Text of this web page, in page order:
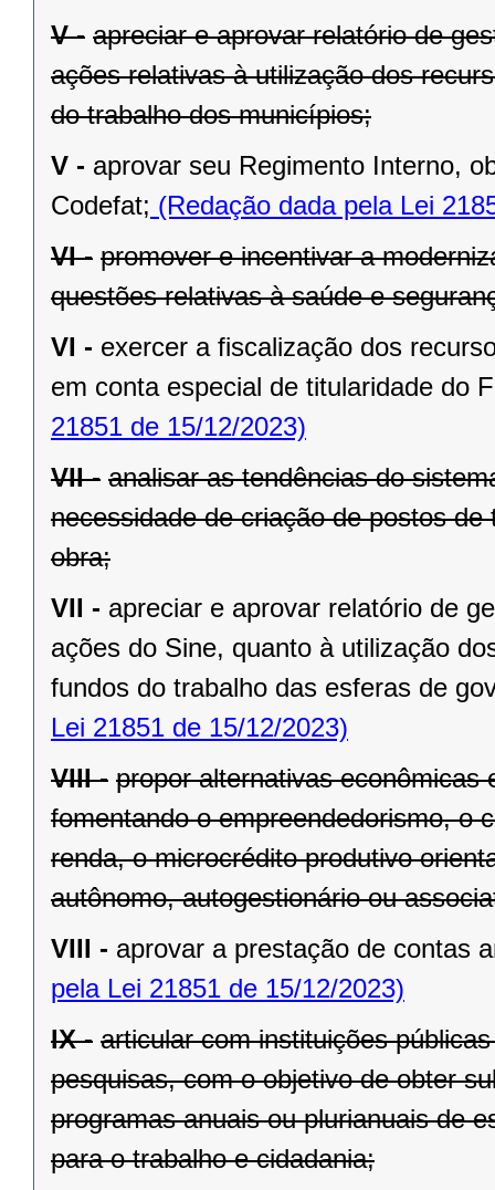
V - apreciar e aprovar relatório de
ações relativas à utilização dos
do trabalho dos municípios;
V - aprovar seu Regimento Interno,
Codefat; (Redação dada pela Lei
VI - promover e incentivar a
questões relativas à saúde e
VI - exercer a fiscalização dos
em conta especial de titularidade do
21851 de 15/12/2023)
VII - analisar as tendências do
necessidade de criação de postos
obra;
VII - apreciar e aprovar relatório de
ações do Sine, quanto à utilização
fundos do trabalho das esferas de
Lei 21851 de 15/12/2023)
VIII - propor alternativas econômicas
fomentando o empreendedorismo, o
renda, o microcrédito produtivo
autônomo, autogestionário ou
VIII - aprovar a prestação de contas
pela Lei 21851 de 15/12/2023)
IX - articular com instituições
pesquisas, com o objetivo de obter
programas anuais ou plurianuais de
para o trabalho e cidadania;